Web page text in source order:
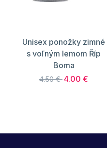
Unisex ponožky zimné
s voľným lemom Říp
Boma
4.50 €4.00 €